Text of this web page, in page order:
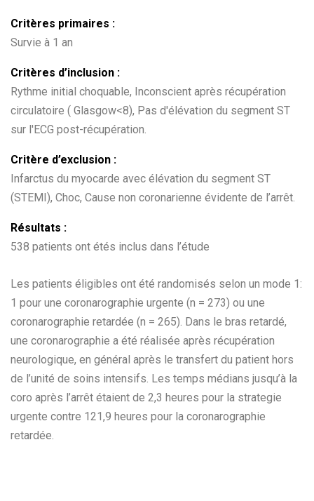
Critères primaires :
Survie à 1 an
Critères d’inclusion :
Rythme initial choquable, Inconscient après récupération
circulatoire ( Glasgow<8), Pas d'élévation du segment ST
sur l'ECG post-récupération.
Critère d’exclusion :
Infarctus du myocarde avec élévation du segment ST
(STEMI), Choc, Cause non coronarienne évidente de l’arrêt.
Résultats :
538 patients ont étés inclus dans l’étude
Les patients éligibles ont été randomisés selon un mode 1:
1 pour une coronarographie urgente (n = 273) ou une
coronarographie retardée (n = 265). Dans le bras retardé,
une coronarographie a été réalisée après récupération
neurologique, en général après le transfert du patient hors
de l’unité de soins intensifs. Les temps médians jusqu’à la
coro après l’arrêt étaient de 2,3 heures pour la strategie
urgente contre 121,9 heures pour la coronarographie
retardée.